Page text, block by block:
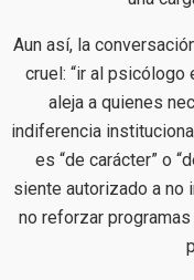
Aun así, la
cruel: “ir al psicólogo
aleja a quienes
indiferencia
es “de carácter” o
siente autorizado a no
no reforzar